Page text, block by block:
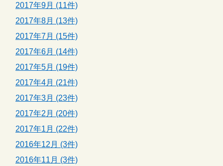
2017年9月 (11件)
2017年8月 (13件)
2017年7月 (15件)
2017年6月 (14件)
2017年5月 (19件)
2017年4月 (21件)
2017年3月 (23件)
2017年2月 (20件)
2017年1月 (22件)
2016年12月 (3件)
2016年11月 (3件)